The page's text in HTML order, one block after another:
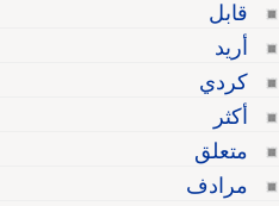
قابل
أريد
كردي
أكثر
متعلق
مرادف